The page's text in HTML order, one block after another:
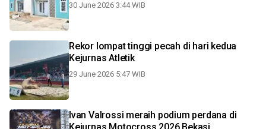
30 June 2026 3:44 WIB
Rekor lompat tinggi pecah di hari kedua
Kejurnas Atletik
29 June 2026 5:47 WIB
Ivan Valrossi meraih podium perdana di